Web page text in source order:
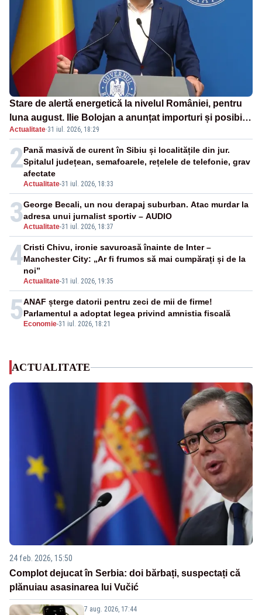
Stare de alertă energetică la nivelul României, pentru
luna august. Ilie Bolojan a anunțat importuri și posibile
restricții – VIDEO
Actualitate·31 iul. 2026, 18:29
2
Actualitate-31 iul. 2026, 18:33
Pană masivă de curent în Sibiu și localitățile din jur.
Spitalul județean, semafoarele, rețelele de telefonie, grav
afectate
3Actualitate-31 iul. 2026, 18:37
George Becali, un nou derapaj suburban. Atac murdar la
adresa unui jurnalist sportiv – AUDIO
4
Actualitate-31 iul. 2026, 19:35
Cristi Chivu, ironie savuroasă înainte de Inter –
Manchester City: „Ar fi frumos să mai cumpărați și de la
noi”
5 Economie-31 iul. 2026, 18:21
ANAF șterge datorii pentru zeci de mii de firme!
Parlamentul a adoptat legea privind amnistia fiscală
ACTUALITATE
24 feb. 2026, 15:50
Complot dejucat în Serbia: doi bărbați, suspectați că
plănuiau asasinarea lui Vučić
7 aug. 2026, 17:44